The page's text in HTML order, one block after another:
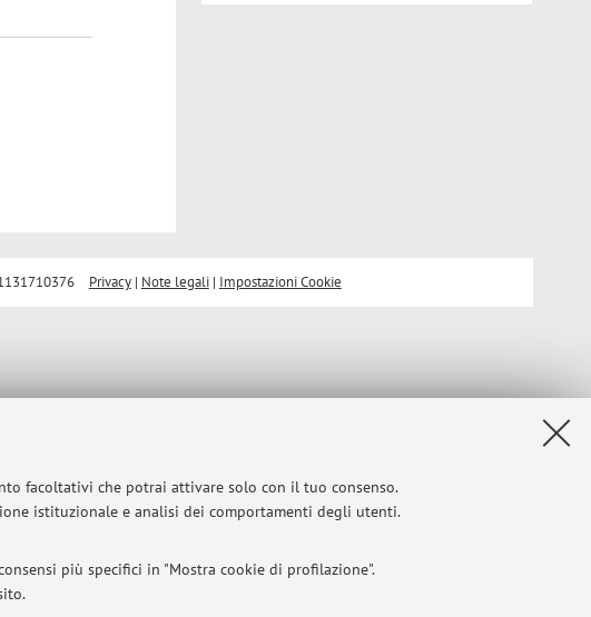
facoltativi che potrai attivare solo con il tuo consenso.
istituzionale e analisi dei comportamenti degli utenti.
più specifici in "Mostra cookie di profilazione".
Privacy| Note legali| Impostazioni Cookie